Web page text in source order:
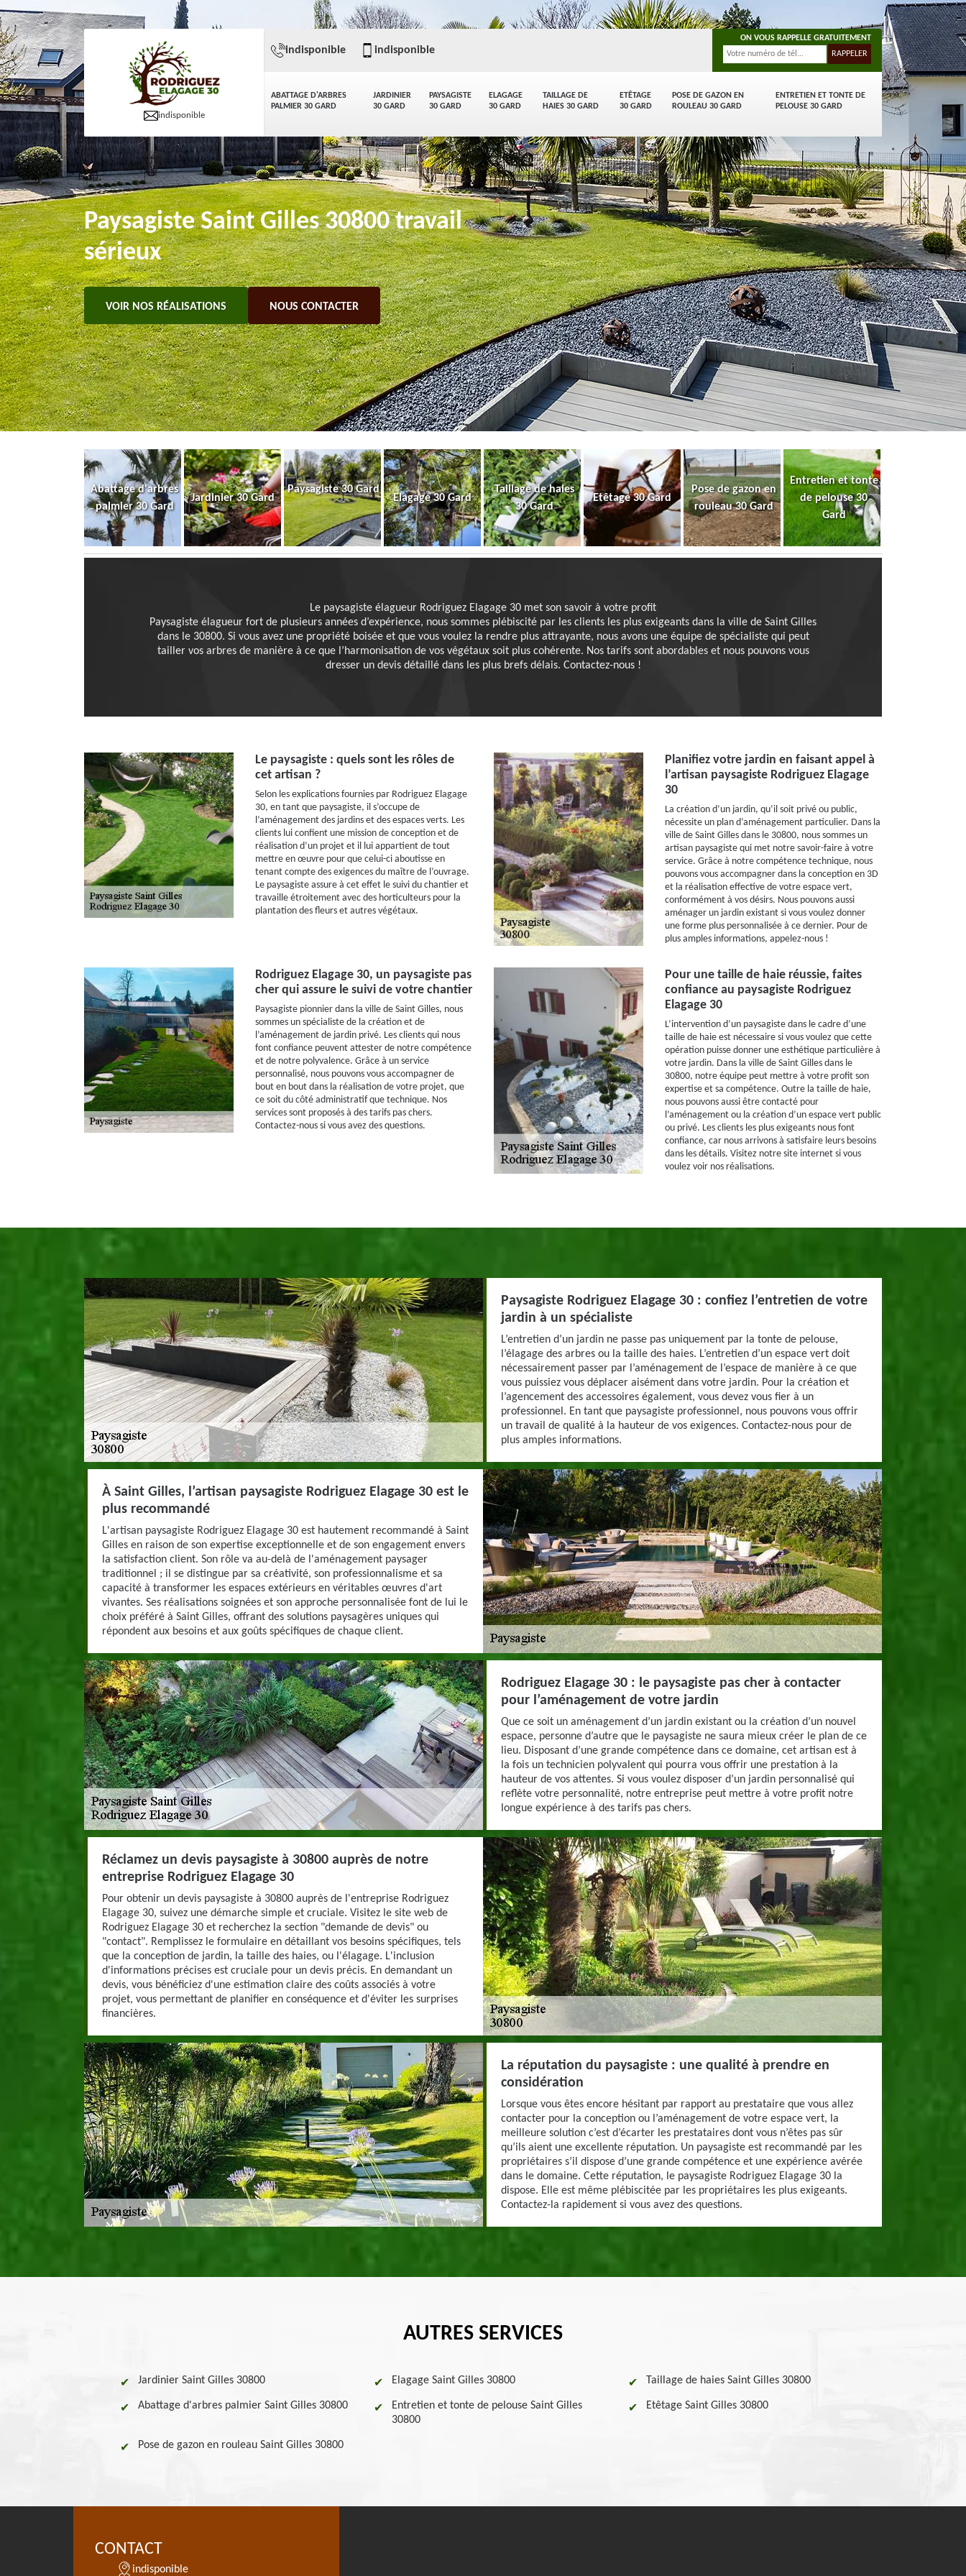
indisponible
ABATTAGE D'ARBRES
PALMIER 30 GARD
JARDINIER
30 GARD
PAYSAGISTE
30 GARD
ELAGAGE
30 GARD
TAILLAGE DE
HAIES 30 GARD
ETÊTAGE
30 GARD
POSE DE GAZON EN
ROULEAU 30 GARD
ENTRETIEN ET TONTE DE
PELOUSE 30 GARD
indisponible indisponible
ON VOUS RAPPELLE GRATUITEMENT
Paysagiste Saint Gilles 30800 travail
sérieux
VOIR NOS RÉALISATIONS NOUS CONTACTER
Abattage d'arbres
palmier 30 Gard
Jardinier 30 Gard
Paysagiste 30 Gard
Elagage 30 Gard
Taillage de haies
30 Gard
Etêtage 30 Gard
Pose de gazon en
rouleau 30 Gard
Entretien et tonte
de pelouse 30
Gard
Le paysagiste élagueur Rodriguez Elagage 30 met son savoir à votre profit
Paysagiste élagueur fort de plusieurs années d’expérience, nous sommes plébiscité par les clients les plus exigeants dans la ville de Saint Gilles
dans le 30800. Si vous avez une propriété boisée et que vous voulez la rendre plus attrayante, nous avons une équipe de spécialiste qui peut
tailler vos arbres de manière à ce que l’harmonisation de vos végétaux soit plus cohérente. Nos tarifs sont abordables et nous pouvons vous
dresser un devis détaillé dans les plus brefs délais. Contactez-nous !
Le paysagiste : quels sont les rôles de
cet artisan ?
Selon les explications fournies par Rodriguez Elagage
30, en tant que paysagiste, il s’occupe de
l’aménagement des jardins et des espaces verts. Les
clients lui confient une mission de conception et de
réalisation d’un projet et il lui appartient de tout
mettre en œuvre pour que celui-ci aboutisse en
tenant compte des exigences du maître de l’ouvrage.
Le paysagiste assure à cet effet le suivi du chantier et
travaille étroitement avec des horticulteurs pour la
plantation des fleurs et autres végétaux.
Planifiez votre jardin en faisant appel à
l’artisan paysagiste Rodriguez Elagage
30
La création d’un jardin, qu’il soit privé ou public,
nécessite un plan d’aménagement particulier. Dans la
ville de Saint Gilles dans le 30800, nous sommes un
artisan paysagiste qui met notre savoir-faire à votre
service. Grâce à notre compétence technique, nous
pouvons vous accompagner dans la conception en 3D
et la réalisation effective de votre espace vert,
conformément à vos désirs. Nous pouvons aussi
aménager un jardin existant si vous voulez donner
une forme plus personnalisée à ce dernier. Pour de
plus amples informations, appelez-nous !
Rodriguez Elagage 30, un paysagiste pas
cher qui assure le suivi de votre chantier
Paysagiste pionnier dans la ville de Saint Gilles, nous
sommes un spécialiste de la création et de
l’aménagement de jardin privé. Les clients qui nous
font confiance peuvent attester de notre compétence
et de notre polyvalence. Grâce à un service
personnalisé, nous pouvons vous accompagner de
bout en bout dans la réalisation de votre projet, que
ce soit du côté administratif que technique. Nos
services sont proposés à des tarifs pas chers.
Contactez-nous si vous avez des questions.
Pour une taille de haie réussie, faites
confiance au paysagiste Rodriguez
Elagage 30
L’intervention d’un paysagiste dans le cadre d’une
taille de haie est nécessaire si vous voulez que cette
opération puisse donner une esthétique particulière à
votre jardin. Dans la ville de Saint Gilles dans le
30800, notre équipe peut mettre à votre profit son
expertise et sa compétence. Outre la taille de haie,
nous pouvons aussi être contacté pour
l’aménagement ou la création d’un espace vert public
ou privé. Les clients les plus exigeants nous font
confiance, car nous arrivons à satisfaire leurs besoins
dans les détails. Visitez notre site internet si vous
voulez voir nos réalisations.
Paysagiste Rodriguez Elagage 30 : confiez l’entretien de votre
jardin à un spécialiste
L’entretien d’un jardin ne passe pas uniquement par la tonte de pelouse,
l’élagage des arbres ou la taille des haies. L’entretien d’un espace vert doit
nécessairement passer par l’aménagement de l’espace de manière à ce que
vous puissiez vous déplacer aisément dans votre jardin. Pour la création et
l’agencement des accessoires également, vous devez vous fier à un
professionnel. En tant que paysagiste professionnel, nous pouvons vous offrir
un travail de qualité à la hauteur de vos exigences. Contactez-nous pour de
plus amples informations.
À Saint Gilles, l’artisan paysagiste Rodriguez Elagage 30 est le
plus recommandé
L'artisan paysagiste Rodriguez Elagage 30 est hautement recommandé à Saint
Gilles en raison de son expertise exceptionnelle et de son engagement envers
la satisfaction client. Son rôle va au-delà de l'aménagement paysager
traditionnel ; il se distingue par sa créativité, son professionnalisme et sa
capacité à transformer les espaces extérieurs en véritables œuvres d'art
vivantes. Ses réalisations soignées et son approche personnalisée font de lui le
choix préféré à Saint Gilles, offrant des solutions paysagères uniques qui
répondent aux besoins et aux goûts spécifiques de chaque client.
Rodriguez Elagage 30 : le paysagiste pas cher à contacter
pour l’aménagement de votre jardin
Que ce soit un aménagement d’un jardin existant ou la création d’un nouvel
espace, personne d’autre que le paysagiste ne saura mieux créer le plan de ce
lieu. Disposant d’une grande compétence dans ce domaine, cet artisan est à
la fois un technicien polyvalent qui pourra vous offrir une prestation à la
hauteur de vos attentes. Si vous voulez disposer d’un jardin personnalisé qui
reflète votre personnalité, notre entreprise peut mettre à votre profit notre
longue expérience à des tarifs pas chers.
Réclamez un devis paysagiste à 30800 auprès de notre
entreprise Rodriguez Elagage 30
Pour obtenir un devis paysagiste à 30800 auprès de l'entreprise Rodriguez
Elagage 30, suivez une démarche simple et cruciale. Visitez le site web de
Rodriguez Elagage 30 et recherchez la section "demande de devis" ou
"contact". Remplissez le formulaire en détaillant vos besoins spécifiques, tels
que la conception de jardin, la taille des haies, ou l'élagage. L'inclusion
d'informations précises est cruciale pour un devis précis. En demandant un
devis, vous bénéficiez d'une estimation claire des coûts associés à votre
projet, vous permettant de planifier en conséquence et d'éviter les surprises
financières.
La réputation du paysagiste : une qualité à prendre en
considération
Lorsque vous êtes encore hésitant par rapport au prestataire que vous allez
contacter pour la conception ou l’aménagement de votre espace vert, la
meilleure solution c’est d’écarter les prestataires dont vous n’êtes pas sûr
qu’ils aient une excellente réputation. Un paysagiste est recommandé par les
propriétaires s’il dispose d’une grande compétence et une expérience avérée
dans le domaine. Cette réputation, le paysagiste Rodriguez Elagage 30 la
dispose. Elle est même plébiscitée par les propriétaires les plus exigeants.
Contactez-la rapidement si vous avez des questions.
AUTRES SERVICES
Jardinier Saint Gilles 30800 Elagage Saint Gilles 30800 Taillage de haies Saint Gilles 30800
Abattage d'arbres palmier Saint Gilles 30800
Entretien et tonte de pelouse Saint Gilles
30800
Etêtage Saint Gilles 30800
Pose de gazon en rouleau Saint Gilles 30800
CONTACT
indisponible